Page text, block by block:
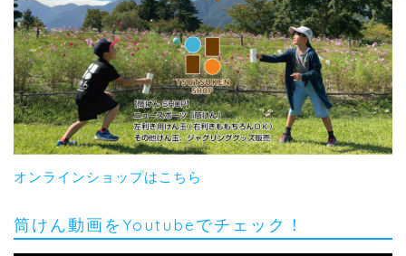
オンラインショップはこちら
筒けん動画をYoutubeでチェック！